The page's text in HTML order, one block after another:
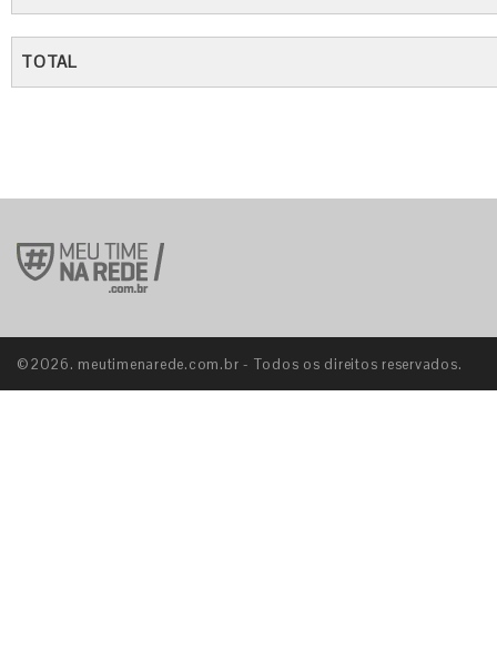
TOTAL
©2026. meutimenarede.com.br - Todos os direitos reservados.